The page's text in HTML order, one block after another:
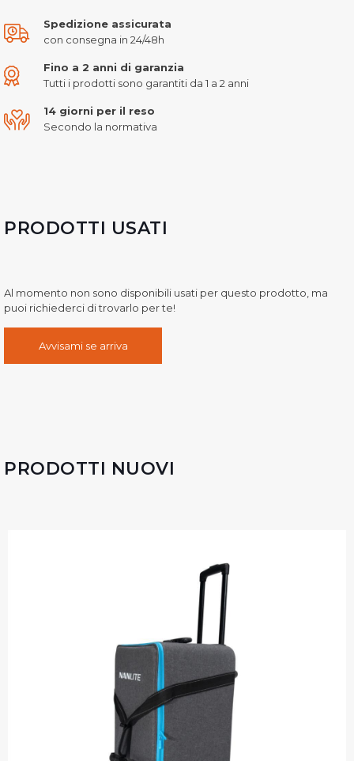
Spedizione assicurata
con consegna in 24/48h
Fino a 2 anni di garanzia
Tutti i prodotti sono garantiti da 1 a 2 anni
14 giorni per il reso
Secondo la normativa
PRODOTTI USATI
Al momento non sono disponibili usati per questo prodotto, ma
puoi richiederci di trovarlo per te!
Avvisami se arriva
PRODOTTI NUOVI